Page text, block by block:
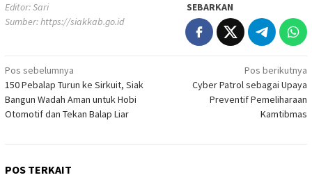
Editor: Sari
Sumber:https://siakkab.go.id
SEBARKAN
Navigasi
pos
Pos sebelumnya
150 Pebalap Turun ke Sirkuit, Siak
Bangun Wadah Aman untuk Hobi
Otomotif dan Tekan Balap Liar
Pos berikutnya
Cyber Patrol sebagai Upaya
Preventif Pemeliharaan
Kamtibmas
POS TERKAIT